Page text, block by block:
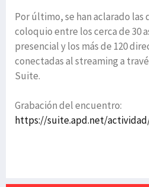
Por último, se han aclarado las
coloquio entre los cerca de 30
presencial y los más de 120
conectadas al streaming a
Suite.
Grabación del encuentro:
https://suite.apd.net/